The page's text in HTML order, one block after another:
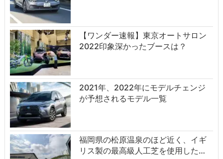
【ワンダー速報】東京オートサロン
2022印象深かったブースは？
2021年、2022年にモデルチェンジ
が予想されるモデル一覧
福岡県の松原温泉のほど近く、イギ
リス製の最高級人工芝を使用した…